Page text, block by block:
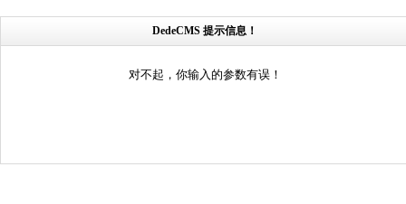
DedeCMS 提示信息！
对不起，你输入的参数有误！